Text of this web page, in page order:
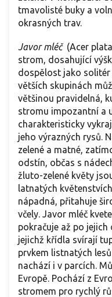
tmavolisté buky a
okrasných trav.
Javor mléč (Acer
strom, dosahující
dospělost jako solitér
větších skupinách
většinou pravidelná,
stromu impozantní a
charakteristicky
jeho výrazných rysů.
zelené a matné,
odstín, občas s
žluto-zelené květy
latnatých
nápadná, přitahuje
včely. Javor mléč
pokračuje až po
jejichž křídla svírají
prvkem listnatých
nachází i v parcích.
Evropě. Pochází z
stromem pro rychlý